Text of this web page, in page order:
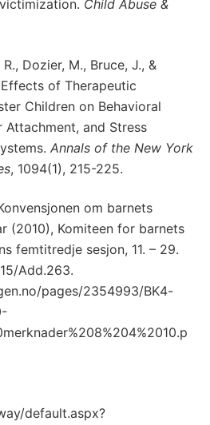
Child Abuse &
Dozier, M., Bruce, J., &
of Therapeutic
Children on Behavioral
Attachment, and Stress
Annals of the New York
, 1094(1), 215-225.
om barnets
(2010), Komiteen for barnets
femtitredje sesjon, 11. – 29.
Add.263.
pages/2354993/BK4-
default.aspx?